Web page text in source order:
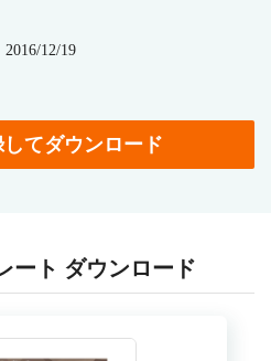
12/19
てダウンロード
ート ダウンロード